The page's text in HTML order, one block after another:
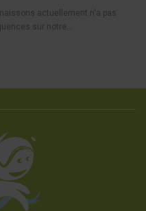
actuellement n'a pas
sur notre...